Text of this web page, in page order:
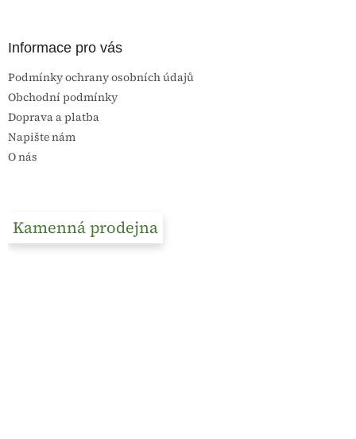
s
u
Informace pro vás
Podmínky ochrany osobních údajů
Obchodní podmínky
Doprava a platba
Napište nám
O nás
Kamenná prodejna